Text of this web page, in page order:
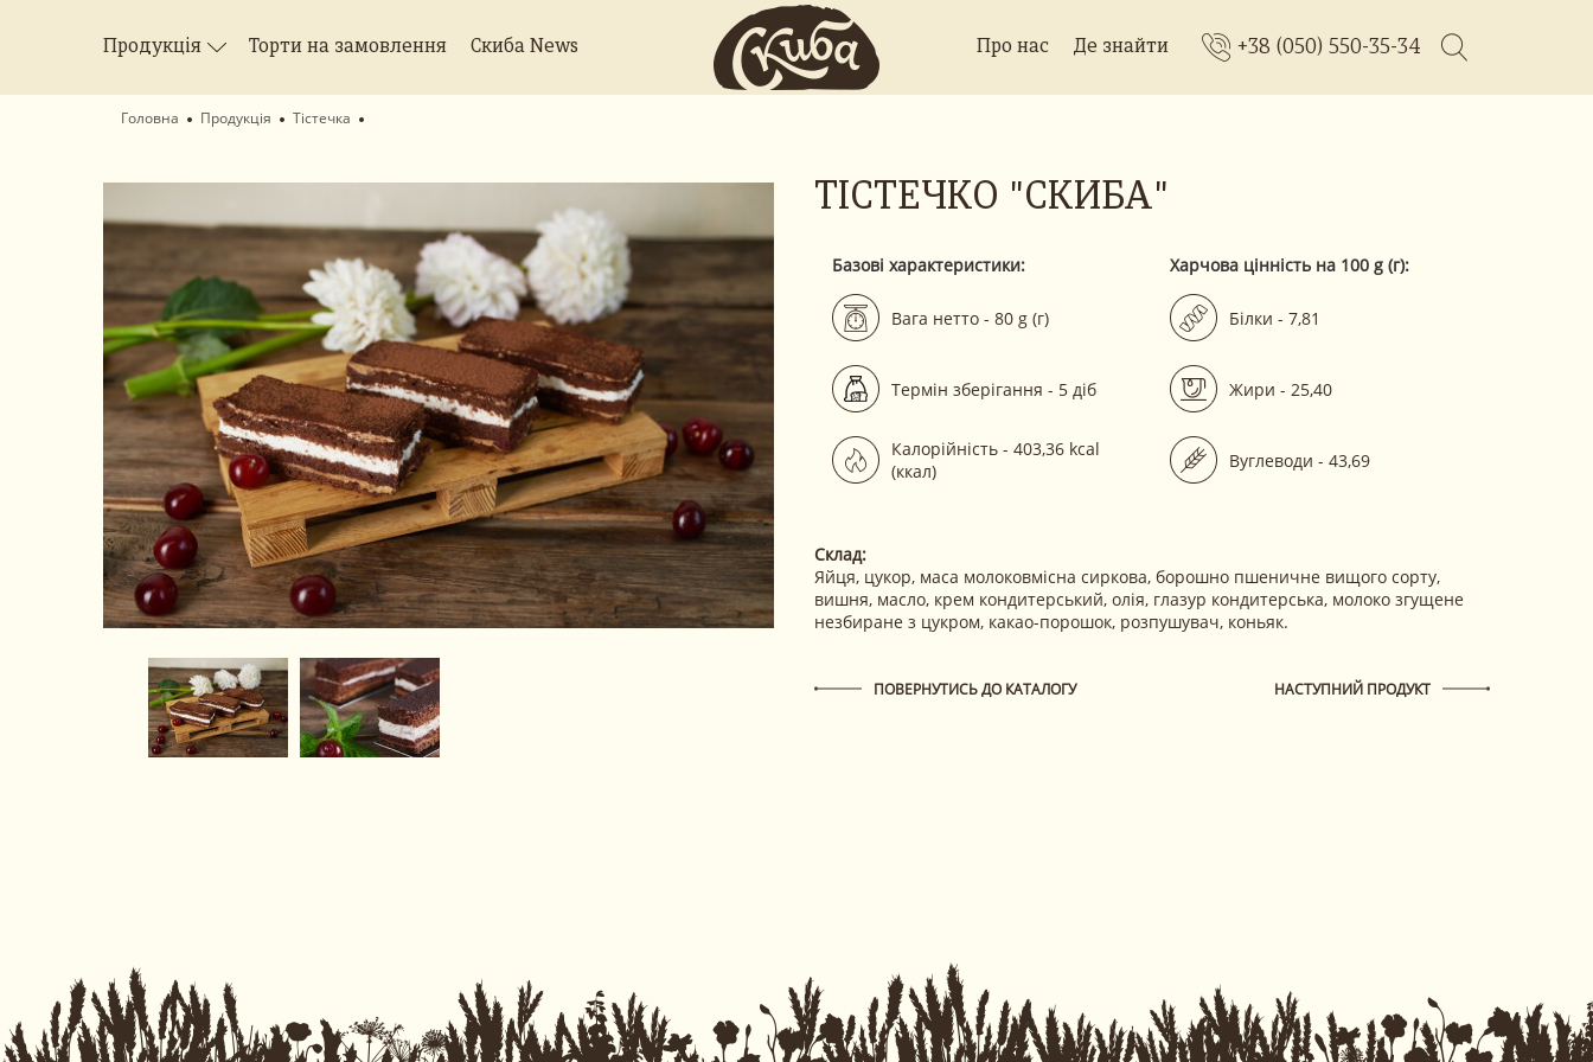
Продукція Торти на замовлення Скиба News Про нас Де знайти +38 (050) 550-35-34
Головна Продукція Тістечка
ТІСТЕЧКО "СКИБА"
Базові характеристики:
Вага нетто - 80 g (г)
Термін зберігання - 5 діб
Калорійність - 403,36 kcal
(ккал)
Харчова цінність на 100 g (г):
Білки - 7,81
Жири - 25,40
Вуглеводи - 43,69
Склад:
Яйця, цукор, маса молоковмісна сиркова, борошно пшеничне вищого сорту,
вишня, масло, крем кондитерський, олія, глазур кондитерська, молоко згущене
незбиране з цукром, какао-порошок, розпушувач, коньяк.
ПОВЕРНУТИСЬ ДО КАТАЛОГУ НАСТУПНИЙ ПРОДУКТ